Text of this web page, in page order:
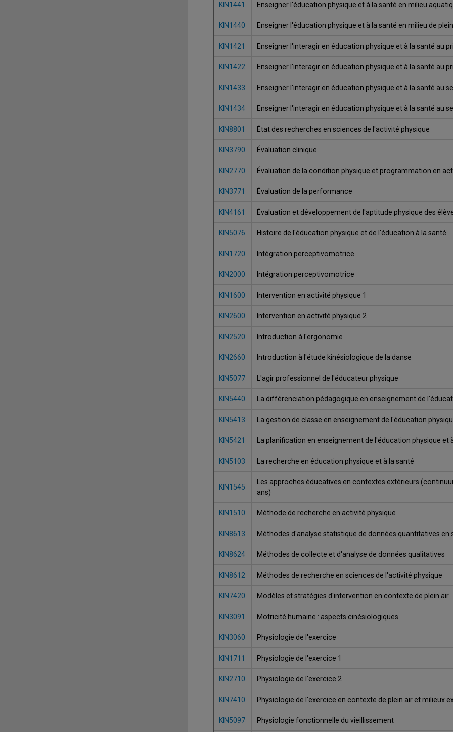
KIN1441 Enseigner l'éducation physique et à la santé en milieu
KIN1440 Enseigner l'éducation physique et à la santé en milieu de
KIN1421 Enseigner l'interagir en éducation physique et à la santé au
KIN1422 Enseigner l'interagir en éducation physique et à la santé au
KIN1433 Enseigner l'interagir en éducation physique et à la santé au
KIN1434 Enseigner l'interagir en éducation physique et à la santé au
KIN8801 État des recherches en sciences de l'activité physique
KIN3790 Évaluation clinique
KIN2770 Évaluation de la condition physique et programmation en
KIN3771 Évaluation de la performance
KIN4161 Évaluation et développement de l'aptitude physique des
KIN5076 Histoire de l'éducation physique et de l'éducation à la santé
KIN1720 Intégration perceptivomotrice
KIN2000 Intégration perceptivomotrice
KIN1600 Intervention en activité physique 1
KIN2600 Intervention en activité physique 2
KIN2520 Introduction à l'ergonomie
KIN2660 Introduction à l'étude kinésiologique de la danse
KIN5077 L'agir professionnel de l'éducateur physique
KIN5440 La différenciation pédagogique en enseignement de
KIN5413 La gestion de classe en enseignement de l'éducation
KIN5421 La planification en enseignement de l'éducation physique et
KIN5103 La recherche en éducation physique et à la santé
KIN1545
Les approches éducatives en contextes extérieurs
ans)
KIN1510 Méthode de recherche en activité physique
KIN8613 Méthodes d'analyse statistique de données quantitatives en
KIN8624 Méthodes de collecte et d'analyse de données qualitatives
KIN8612 Méthodes de recherche en sciences de l'activité physique
KIN7420 Modèles et stratégies d'intervention en contexte de plein air
KIN3091 Motricité humaine : aspects cinésiologiques
KIN3060 Physiologie de l'exercice
KIN1711 Physiologie de l'exercice 1
KIN2710 Physiologie de l'exercice 2
KIN7410 Physiologie de l'exercice en contexte de plein air et milieux
KIN5097 Physiologie fonctionnelle du vieillissement